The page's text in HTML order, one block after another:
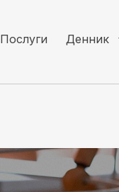
Послуги Денник